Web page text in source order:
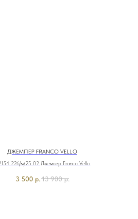
ДЖЕМПЕР FRANCO VELLO
226/м/25-02 Джемпер Franco Vello
3 500 р.13 900 р.